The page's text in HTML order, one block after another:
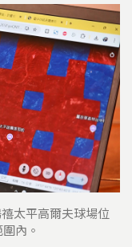
太平高爾夫球場位
內。